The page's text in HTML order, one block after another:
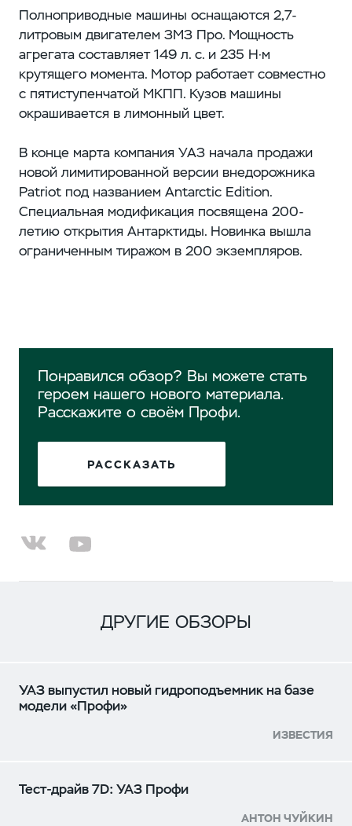
Полноприводные машины оснащаются 2,7-
литровым двигателем ЗМЗ Про. Мощность
агрегата составляет 149 л. с. и 235 Н·м
крутящего момента. Мотор работает совместно
с пятиступенчатой МКПП. Кузов машины
окрашивается в лимонный цвет.
В конце марта компания УАЗ начала продажи
новой лимитированной версии внедорожника
Patriot под названием Antarctic Edition.
Специальная модификация посвящена 200-
летию открытия Антарктиды. Новинка вышла
ограниченным тиражом в 200 экземпляров.
Понравился обзор? Вы можете стать
героем нашего нового материала.
Расскажите о своём Профи.
РАССКАЗАТЬ
ДРУГИЕ ОБЗОРЫ
УАЗ выпустил новый гидроподъемник на базе
модели «Профи»
ИЗВЕСТИЯ
Тест-драйв 7D: УАЗ Профи
АНТОН ЧУЙКИН